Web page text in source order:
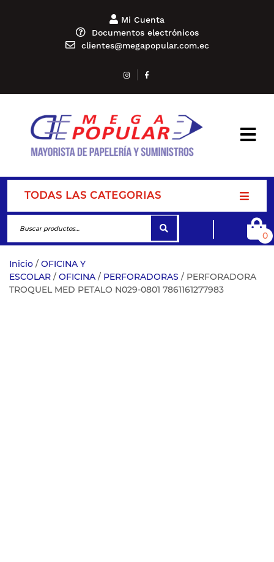
Mi Cuenta
Documentos electrónicos
clientes@megapopular.com.ec
TODAS LAS CATEGORIAS
0
Inicio / OFICINA Y
ESCOLAR / OFICINA / PERFORADORAS / PERFORADORA
TROQUEL MED PETALO N029-0801 7861161277983